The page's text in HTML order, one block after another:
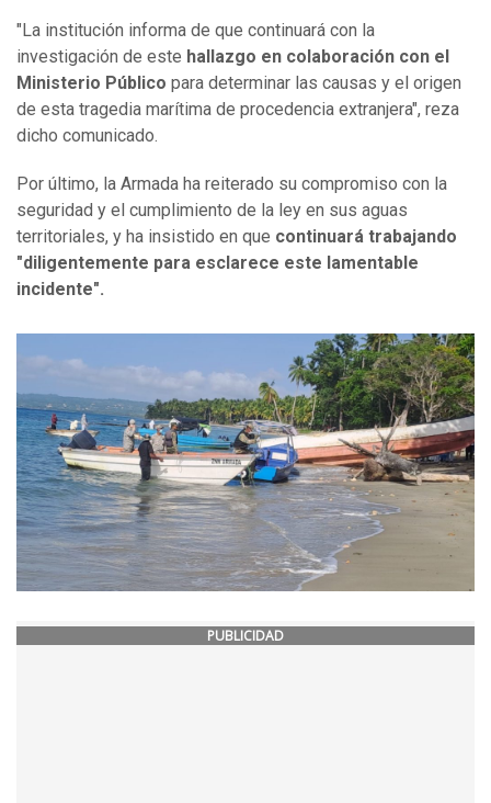
"La institución informa de que continuará con la
investigación de este hallazgo en colaboración con el
Ministerio Público para determinar las causas y el origen
de esta tragedia marítima de procedencia extranjera", reza
dicho comunicado.
Por último, la Armada ha reiterado su compromiso con la
seguridad y el cumplimiento de la ley en sus aguas
territoriales, y ha insistido en que continuará trabajando
"diligentemente para esclarece este lamentable
incidente".
PUBLICIDAD